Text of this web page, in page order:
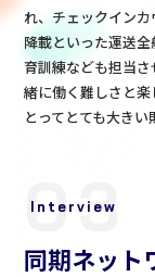
れ、チェックイン
降載といった運送
育訓練なども担当
緒に働く難しさと
とってとても大きい
Interview
03
同期ネット